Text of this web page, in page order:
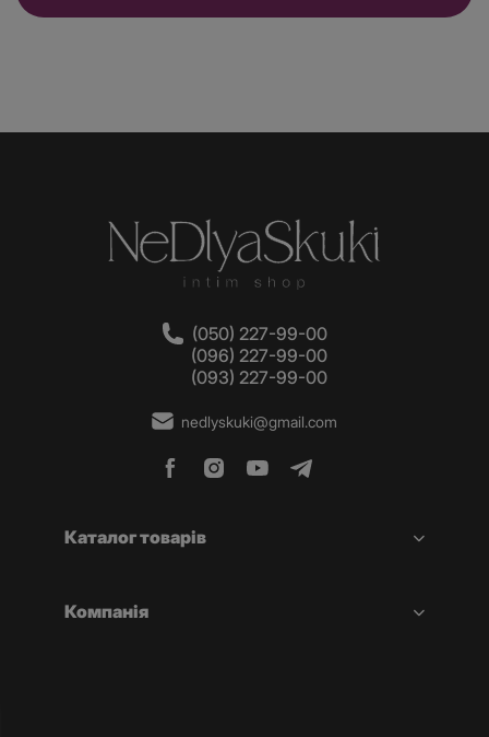
(050) 227-99-00
(096) 227-99-00
(093) 227-99-00
nedlyskuki@gmail.com
Каталог товарів
Компанія